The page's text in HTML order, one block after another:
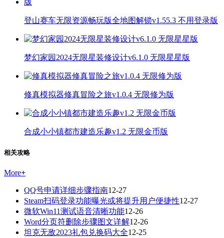
登山赛车无限资源畅玩版全地图解锁v1.55.3 不用登录版
梦幻家园2024无限星装修设计v6.1.0 无限星星版
修真模拟器修真冒险之旅v1.0.4 无限修为版
合成小小镇都市建造乐趣v1.2 无限金币版
相关攻略
More+
QQ号申请详细步骤指南12-27
Steam扫码登录功能曝光或将提升用户便捷性12-27
微软Win11测试语音清晰功能12-26
Word分页符删除步骤图文详解12-26
坦克无敌2023礼包兑换码大全12-25